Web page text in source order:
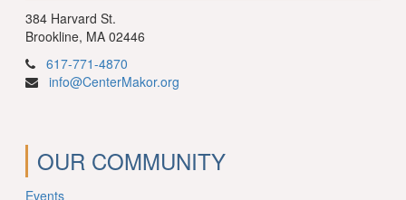
384 Harvard St.
Brookline, MA 02446
617-771-4870
info@CenterMakor.org
OUR COMMUNITY
Events